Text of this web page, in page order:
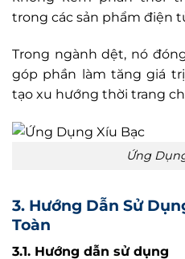
trong các sản phẩm điện
Trong ngành dệt, nó
góp phần làm tăng giá
tạo xu hướng thời trang
Ứng
3. Hướng Dẫn Sử
Toàn
3.1. Hướng dẫn sử dụng